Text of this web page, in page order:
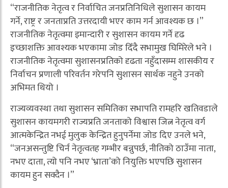
“राजनीतिक नेतृत्व र निर्वाचित जनप्रतिनिधिले सुशासन कायम
गर्ने, राष्ट्र र जनताप्रति उत्तरदायी भएर काम गर्न आवश्यक छ ।”
राजनीतिक नेतृत्वमा इमान्दारी र सुशासन कायम गर्ने दृढ
इच्छाशक्ति आवश्यक भएकामा जोड दिँदै सभामुख घिमिरेले भने ।
राजनीतिक नेतृत्वमा सुशासनप्रतिको दृढता नहुँदासम्म शासकीय र
निर्वाचन प्रणाली परिवर्तन गरेपनि सुशासन सार्थक नहुने उनको
अभिमत थियो ।
राज्यव्यवस्था तथा सुशासन समितिका सभापति रामहरि खतिवडाले
सुशासन कायमगरी राज्यप्रति जनताको विश्वास जित्न नेतृत्व वर्ग
आत्मकेन्द्रित नभई मुलुक केन्द्रित हुनुपर्नेमा जोड दिए उनले भने,
“जनअसन्तुष्टि चिर्न नेतृत्वतह गम्भीर बन्नुपर्छ, नीतिको ठाउँमा नाता,
नभए दाता, त्यो पनि नभए ‘भ्राता’को नियुक्ति भएपछि सुशासन
कायम हुन सक्दैन ।”